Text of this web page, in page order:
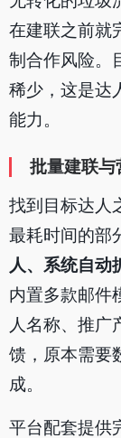
在建联之前就
制合作风险。
稀少，这是达
能力。
批量建联与
找到目标达人
最耗时间的部
人、系统自动
内置多款邮件
人名称、推广
馈，原本需要
成。
平台配套提供